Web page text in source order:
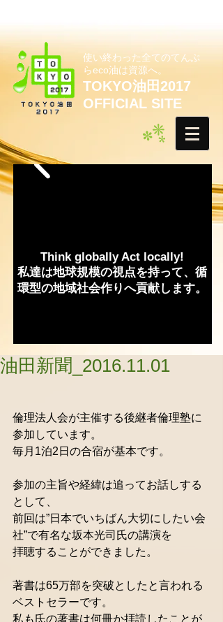
使い終わった全てのてんぷ
らeco油は資源へ。
TOKYO油田2017
OFFICIAL SITE
Think globally Act locally!
私達は地球規模の視点を持って、循
環型の地域社会作りへ貢献します。
油田新聞_2016.11.01
倫理法人会が主催する後継者倫理塾に
参加しています。
毎月1泊2日の合宿が基本です。
参加の主旨や経緯は追ってお話しする
として、
前回は”日本でいちばん大切にしたい会
社”で有名な坂本光司氏の講演を
拝聴することができました。
著書は65万部を突破としたと言われる
ベストセラーです。
私も氏の著書は何冊か拝読したことが